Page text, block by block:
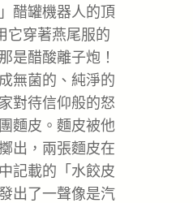
醋罐機器人的頂
它穿著燕尾服的
是醋酸離子炮！
無菌的、純淨的
對待信仰般的怒
麵皮。麵皮被他
出，兩張麵皮在
記載的「水餃皮
出了一聲像是汽